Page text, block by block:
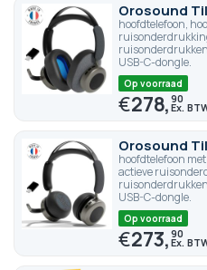
toekomstige Made In France-
Orosound
hoofdtelefoon,
USB-C-dongle.
Op voorraad
€278,90
Orosound
hoofdtelefoon
actieve
USB-C-dongle.
Op voorraad
€273,90